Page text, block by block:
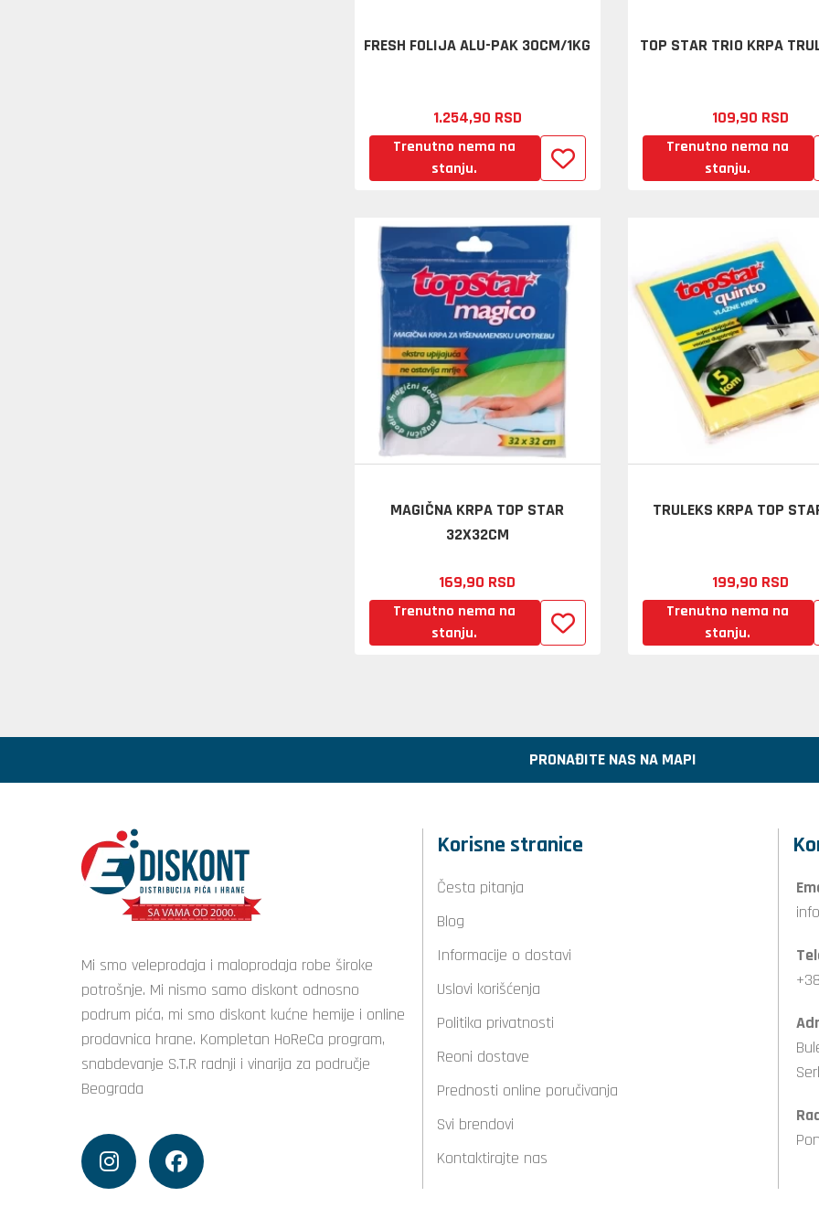
FRESH FOLIJA ALU-PAK 30CM/1KG
1.254,90 RSD
Trenutno nema na
stanju.
TOP STAR TRIO KRPA
109,90 RSD
Trenutno nema na
stanju.
MAGIČNA KRPA TOP STAR
32X32CM
169,90 RSD
Trenutno nema na
stanju.
TRULEKS KRPA TOP
199,90 RSD
Trenutno nema na
stanju.
PRONAĐITE NAS NA MAPI
Mi smo veleprodaja i maloprodaja robe široke
potrošnje. Mi nismo samo diskont odnosno
podrum pića, mi smo diskont kućne hemije i online
prodavnica hrane. Kompletan HoReCa program,
snabdevanje S.T.R radnji i vinarija za područje
Beograda
Korisne stranice
Česta pitanja
Blog
Informacije o dostavi
Uslovi korišćenja
Politika privatnosti
Reoni dostave
Prednosti online poručivanja
Svi brendovi
Kontaktirajte nas